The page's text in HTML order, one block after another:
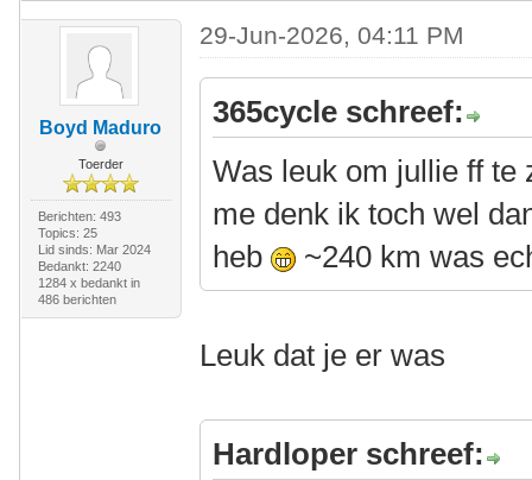
Boyd Maduro
Toerder
Berichten: 493
Topics: 25
Lid sinds: Mar 2024
Bedankt: 2240
1284 x bedankt in
486 berichten
29-Jun-2026, 04:11 PM
365cycle schreef:
Was leuk om jullie ff te
me denk ik toch wel
heb
~240 km was
Leuk dat je er was
Hardloper schreef: